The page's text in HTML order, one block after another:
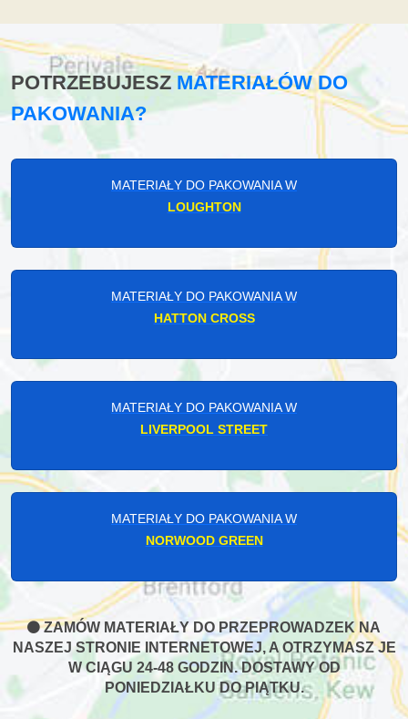
POTRZEBUJESZMATERIAŁÓW DO
PAKOWANIA?
MATERIAŁY DO PAKOWANIA W
LOUGHTON
MATERIAŁY DO PAKOWANIA W
HATTON CROSS
MATERIAŁY DO PAKOWANIA W
LIVERPOOL STREET
MATERIAŁY DO PAKOWANIA W
NORWOOD GREEN
ZAMÓW MATERIAŁY DO PRZEPROWADZEK NA
NASZEJ STRONIE INTERNETOWEJ, A OTRZYMASZ JE
W CIĄGU 24-48 GODZIN. DOSTAWY OD
PONIEDZIAŁKU DO PIĄTKU.